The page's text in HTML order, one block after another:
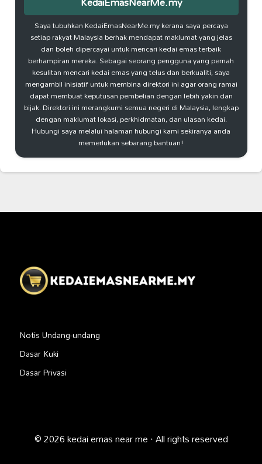
Saya tubuhkan KedaiEmasNearMe.my kerana saya percaya
setiap rakyat Malaysia berhak mendapat maklumat yang jelas
dan boleh dipercayai untuk mencari kedai emas terbaik
berhampiran mereka. Sebagai seorang pengguna yang pernah
kesulitan mencari kedai emas yang telus dan berkualiti, saya
mengambil inisiatif untuk membina direktori ini agar orang ramai
dapat membuat keputusan pembelian dengan lebih yakin dan
bijak. Direktori ini merangkumi semua negeri di Malaysia, lengkap
dengan maklumat lokasi, perkhidmatan, dan ulasan kedai.
Hubungi saya melalui halaman hubungi kami sekiranya anda
memerlukan sebarang bantuan!
Notis Undang-undang
Dasar Kuki
Dasar Privasi
© 2026 kedai emas near me · All rights reserved